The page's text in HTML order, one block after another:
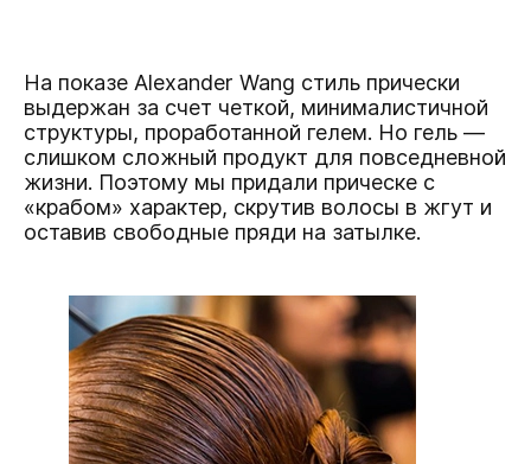
На показе Alexander Wang стиль прически
выдержан за счет четкой, минималистичной
структуры, проработанной гелем. Но гель —
слишком сложный продукт для повседневной
жизни. Поэтому мы придали прическе с
«крабом» характер, скрутив волосы в жгут и
оставив свободные пряди на затылке.